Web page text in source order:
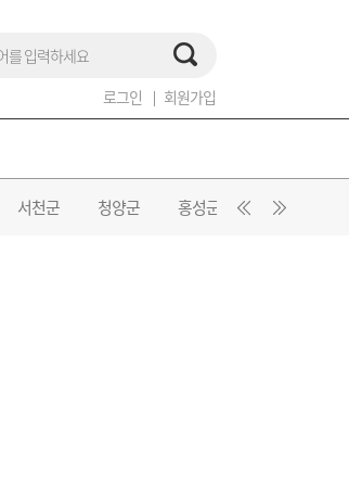
로그인 회원가입
서천군 청양군 홍성군 예산군